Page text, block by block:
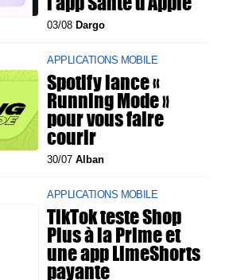
03/08 Dargo
APPLICATIONS MOBILE
Spotify lance «
Running Mode »
pour vous faire
courir
30/07Alban
APPLICATIONS MOBILE
TikTok teste Shop
Plus à la Prime et
une app LimeShorts
payante